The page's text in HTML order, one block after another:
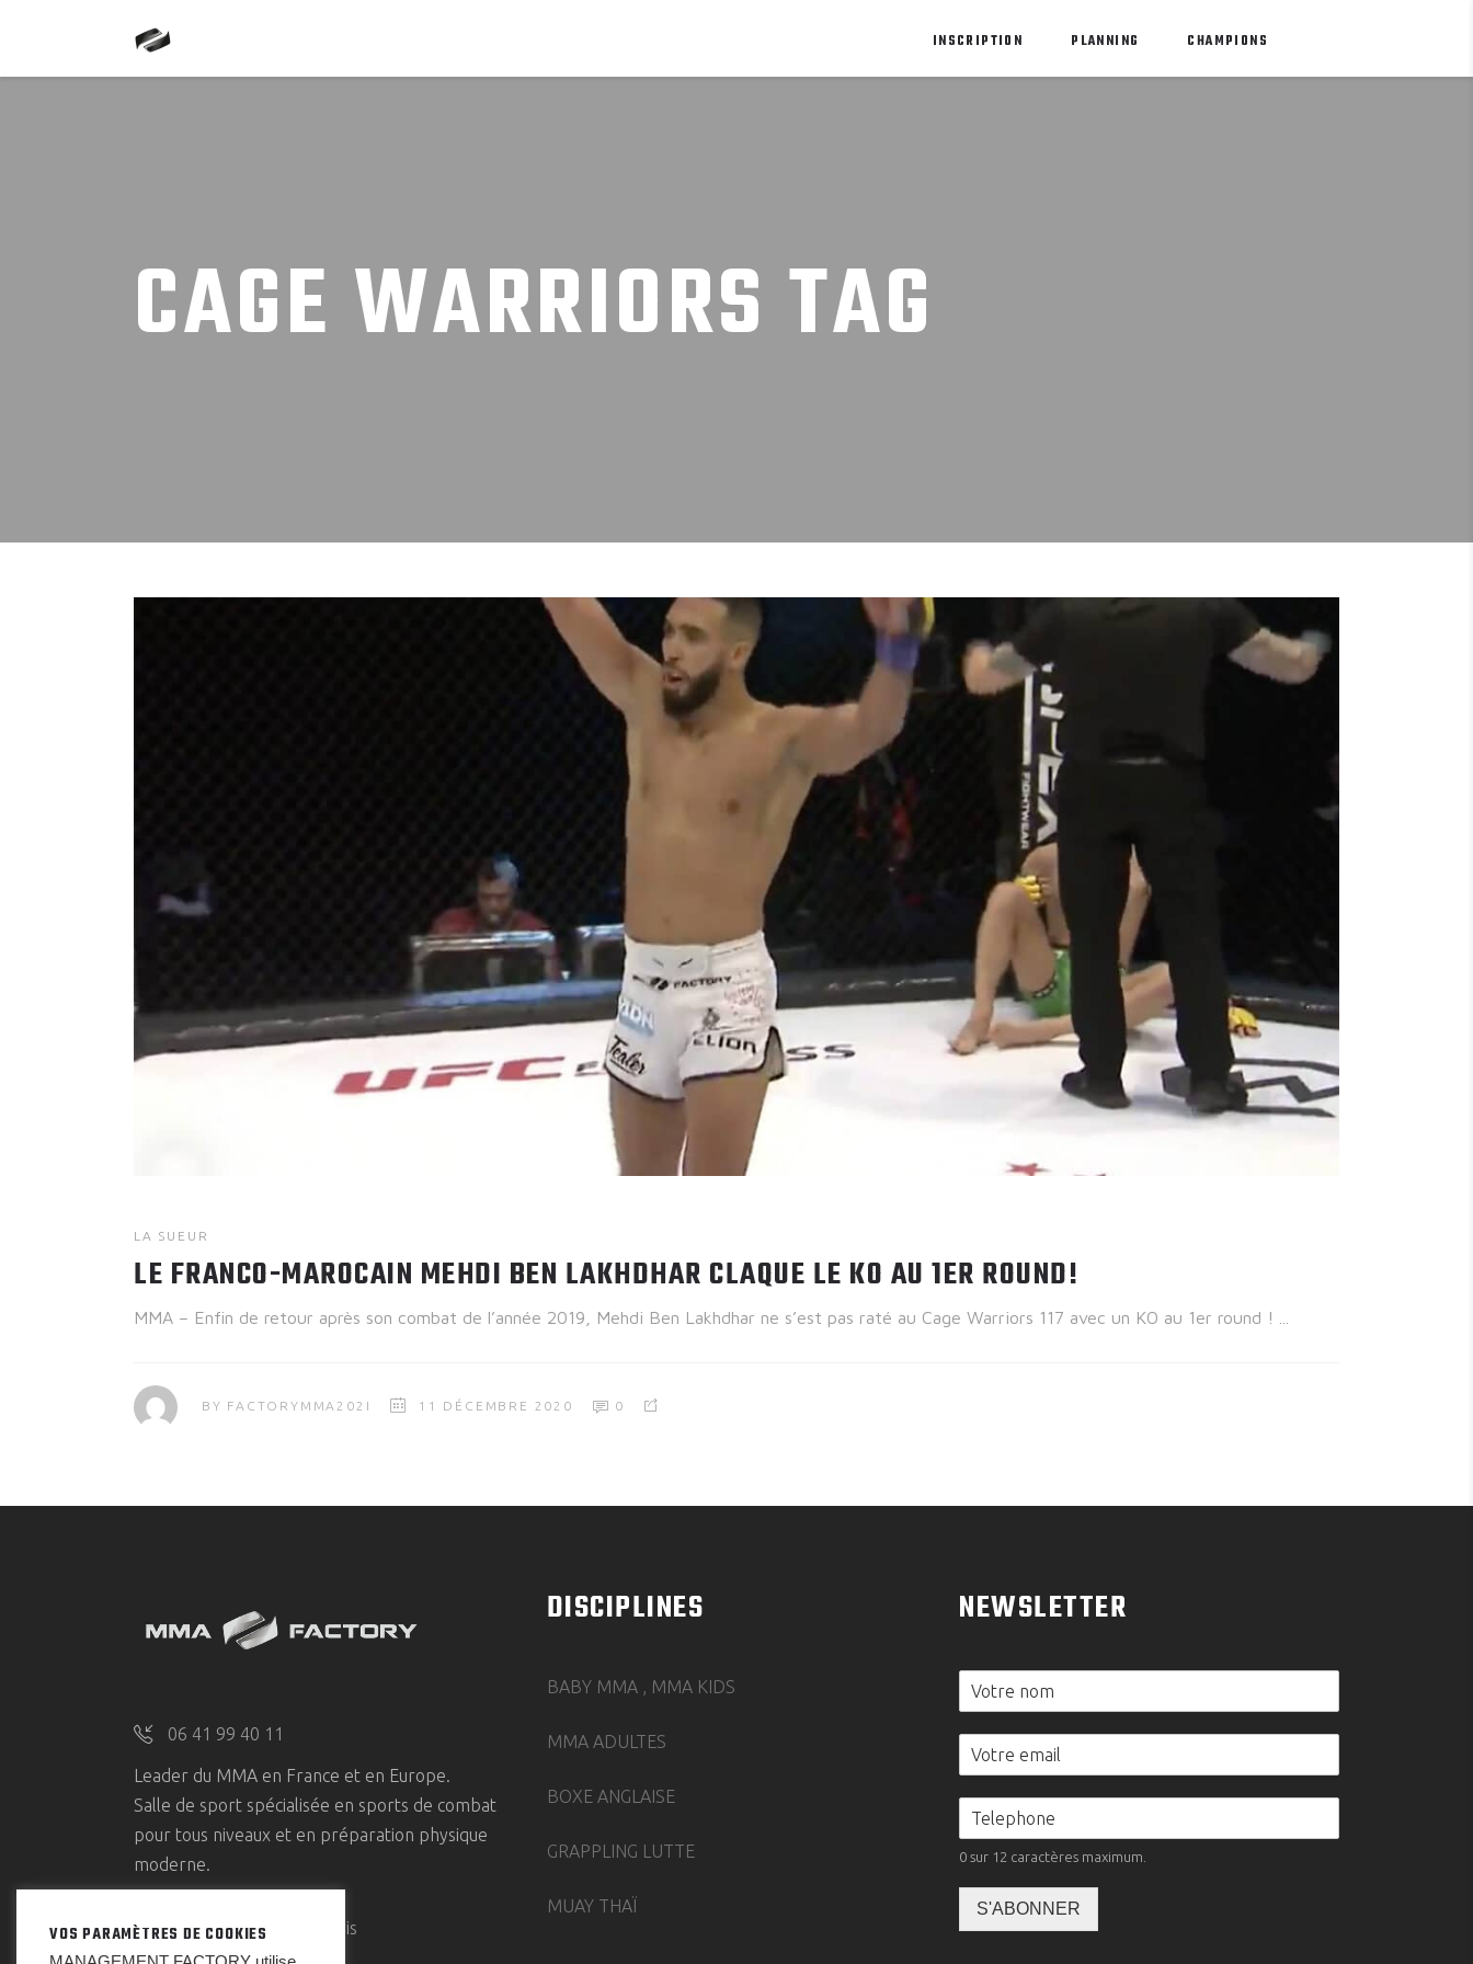
INSCRIPTION PLANNING CHAMPIONS
CAGE WARRIORS TAG
LA SUEUR
LE FRANCO-MAROCAIN MEHDI BEN LAKHDHAR CLAQUE LE KO AU 1ER ROUND!
MMA – Enfin de retour après son combat de l’année 2019, Mehdi Ben Lakhdhar ne s’est pas raté au Cage Warriors 117 avec un KO au 1er round !
BY FACTORYMMA202I 11 DÉCEMBRE 2020 0
06 41 99 40 11
Leader du MMA en France et en Europe.
Salle de sport spécialisée en sports de combat
pour tous niveaux et en préparation physique
moderne.
91 Bd Poniatowski, Paris
DISCIPLINES
BABY MMA , MMA KIDS
MMA ADULTES
BOXE ANGLAISE
GRAPPLING LUTTE
MUAY THAÏ
NEWSLETTER
0 sur 12 caractères maximum.
S'ABONNER
VOS PARAMÈTRES DE COOKIES